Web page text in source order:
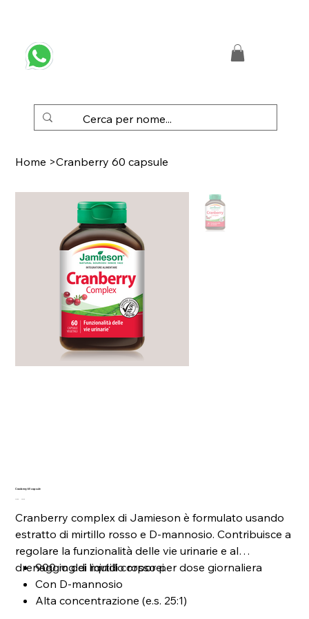
Home >Cranberry 60 capsule
Cranberry 60 capsule
Prezzo
Prezzo
Cranberry complex di Jamieson è formulato usando
estratto di mirtillo rosso e D-mannosio. Contribuisce a
regolare la funzionalità delle vie urinarie e al
drenaggio dei liquidi corporei.
900 mg di mirtillo rosso per dose giornaliera
Con D-mannosio
Alta concentrazione (e.s. 25:1)